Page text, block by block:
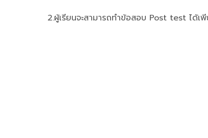
2.ผู้เรียนจะสามารถทำข้อสอบ Post test ได้เ